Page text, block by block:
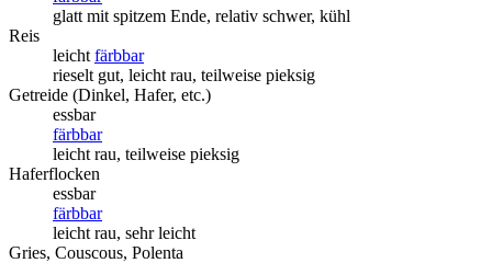
glatt mit spitzem Ende, relativ schwer, kühl
Reis
leicht färbbar
rieselt gut, leicht rau, teilweise pieksig
Getreide (Dinkel, Hafer, etc.)
essbar
färbbar
leicht rau, teilweise pieksig
Haferflocken
essbar
färbbar
leicht rau, sehr leicht
Gries, Couscous, Polenta